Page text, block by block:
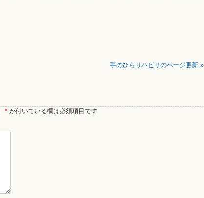
手のひらリハビリのページ更新 »
* が付いている欄は必須項目です